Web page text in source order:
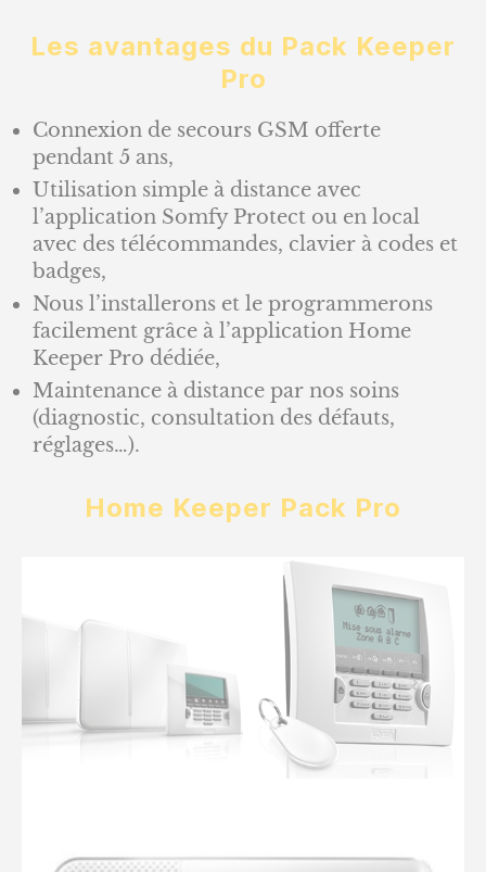
Les avantages du Pack Keeper
Pro
Connexion de secours GSM offerte
pendant 5 ans,
Utilisation simple à distance avec
l’application Somfy Protect ou en local
avec des télécommandes, clavier à codes et
badges,
Nous l’installerons et le programmerons
facilement grâce à l’application Home
Keeper Pro dédiée,
Maintenance à distance par nos soins
(diagnostic, consultation des défauts,
réglages…).
Home Keeper Pack Pro